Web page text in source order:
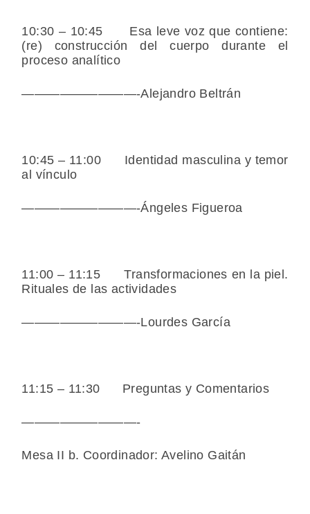
10:30 – 10:45 Esa leve voz que contiene:
(re) construcción del cuerpo durante el
proceso analítico
—————————-Alejandro Beltrán
10:45 – 11:00 Identidad masculina y temor
al vínculo
—————————-Ángeles Figueroa
11:00 – 11:15 Transformaciones en la piel.
Rituales de las actividades
—————————-Lourdes García
11:15 – 11:30 Preguntas y Comentarios
—————————-
Mesa II b. Coordinador: Avelino Gaitán